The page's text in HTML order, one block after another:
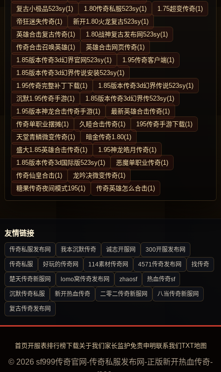
复古小极品523sy(1)
1.80传奇私服523sy(1)
1.75超变传奇(1)
帝狂迷失传奇(1)
新开1.80火龙复古523sy(1)
英雄合击复古传奇(1)
1.80战神复古发布网523sy(1)
传奇合击召唤英雄(1)
英雄合击网页传奇(1)
1.85版本传奇3d幻界官网523sy(1)
1.95传奇客户端(1)
1.85版本传奇3d幻界传说安装523sy(1)
1.95传奇完整补丁下载(1)
1.85版本传奇3d幻界传说523sy(1)
沉默1.95传奇手游(1)
1.85版本传奇3d幻界传523sy(1)
1.95版本神龙合击传奇手游(1)
最新英雄合击传奇(1)
传奇单职业摆摊(1)
久睦合击传奇(1)
195传奇手游下载(1)
天堂青鳞微变传奇(1)
暗金传奇1.80(1)
盛大1.85英雄合击传奇(1)
1.95神龙皓月传奇(1)
1.85版本传奇3d国际版523sy(1)
恶魔单职业传奇(1)
传奇仙皇合击(1)
龙吟决微变传奇(1)
糖果传奇夜间模式195(1)
传奇英雄怎么合击(1)
友情链接
传奇私服发布网 我本沉默传奇 诚志开服网 300开服发布网
传奇私服 好玩的传奇网 114素材传奇网 4571传奇发布网 找传奇
楚天传奇新服网 lomo窝传奇发布网 zhaosf 热血传奇sf
沉默传奇私服 新开热血传奇 二零二传奇新服网 八当传奇新服网
复古传奇发布网
首页开服表排行榜下载关于我们 家长监护免责申明联系我们TXT地图
© 2026 sf999传奇官网-传奇私服发布网-正版新开热血传奇-